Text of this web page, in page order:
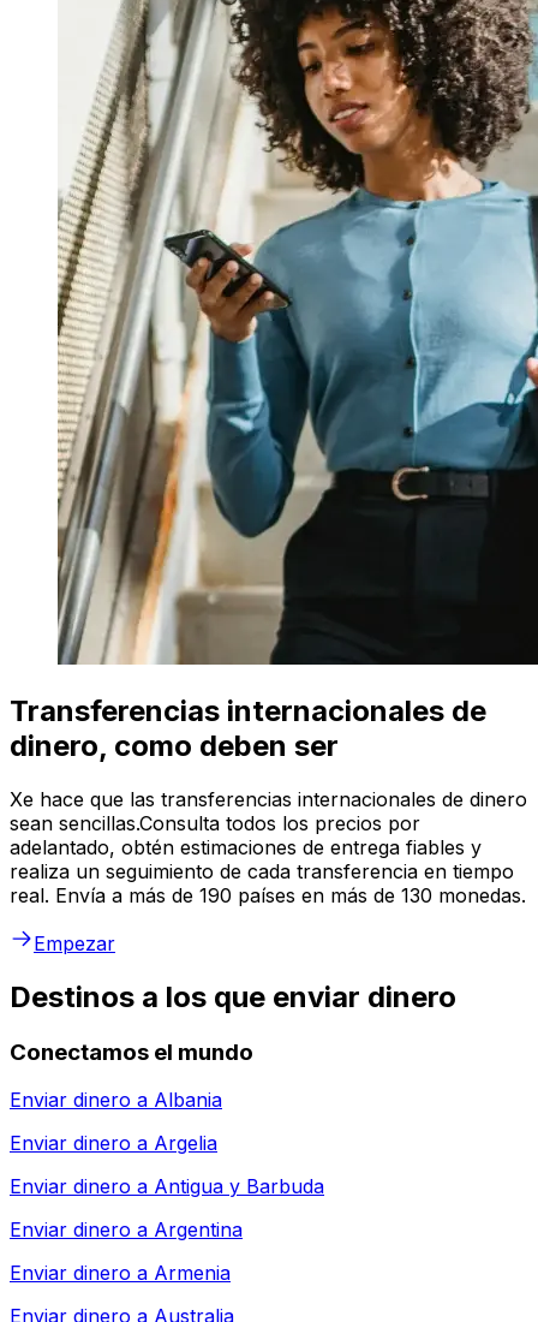
Transferencias internacionales de
dinero, como deben ser
Xe hace que las transferencias internacionales de dinero
sean sencillas.Consulta todos los precios por
adelantado, obtén estimaciones de entrega fiables y
realiza un seguimiento de cada transferencia en tiempo
real. Envía a más de 190 países en más de 130 monedas.
Empezar
Destinos a los que enviar dinero
Conectamos el mundo
Enviar dinero a Albania
Enviar dinero a Argelia
Enviar dinero a Antigua y Barbuda
Enviar dinero a Argentina
Enviar dinero a Armenia
Enviar dinero a Australia